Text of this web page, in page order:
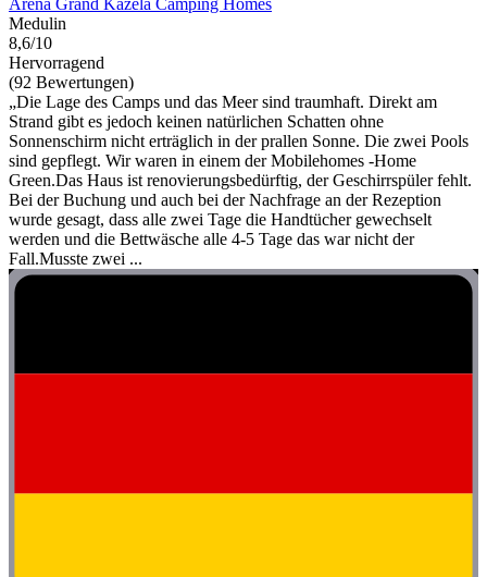
Arena Grand Kazela Camping Homes
Medulin
8,6/10
Hervorragend
(92 Bewertungen)
„Die Lage des Camps und das Meer sind traumhaft. Direkt am
Strand gibt es jedoch keinen natürlichen Schatten ohne
Sonnenschirm nicht erträglich in der prallen Sonne. Die zwei Pools
sind gepflegt. Wir waren in einem der Mobilehomes -Home
Green.Das Haus ist renovierungsbedürftig, der Geschirrspüler fehlt.
Bei der Buchung und auch bei der Nachfrage an der Rezeption
wurde gesagt, dass alle zwei Tage die Handtücher gewechselt
werden und die Bettwäsche alle 4-5 Tage das war nicht der
Fall.Musste zwei ...